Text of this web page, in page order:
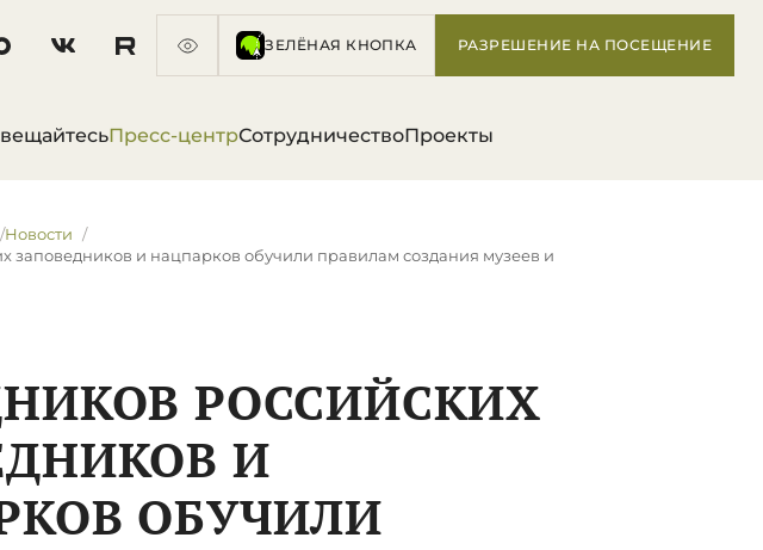
ЗЕЛЁНАЯ КНОПКА РАЗРЕШЕНИЕ НА ПОСЕЩЕНИЕ
Пресс-центрСотрудничествоПроекты
Новости
заповедников и нацпарков обучили правилам создания музеев и
РОССИЙСКИХ
И
ОБУЧИЛИ